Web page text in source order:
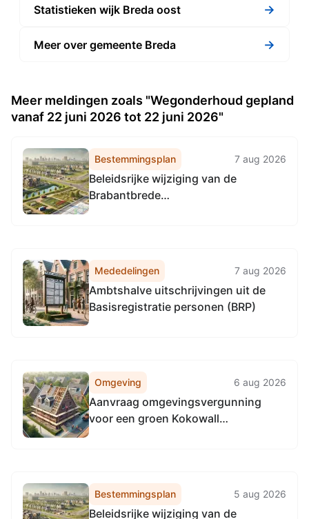
Statistieken wijk Breda oost →
Meer over gemeente Breda →
Meer meldingen zoals "Wegonderhoud gepland
vanaf 22 juni 2026 tot 22 juni 2026"
Bestemmingsplan 7 aug 2026
Beleidsrijke wijziging van de
Brabantbrede
Mededelingen 7 aug 2026
Ambtshalve uitschrijvingen uit de
Basisregistratie personen (BRP)
Omgeving 6 aug 2026
Aanvraag omgevingsvergunning
voor een groen Kokowall
Bestemmingsplan 5 aug 2026
Beleidsrijke wijziging van de